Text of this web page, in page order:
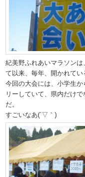
紀美野ふれあいマラソン
て以来、毎年、開かれてい
今回の大会には、小学生
リーしていて、県内だけ
だ。
すごいなあ(´▽｀)